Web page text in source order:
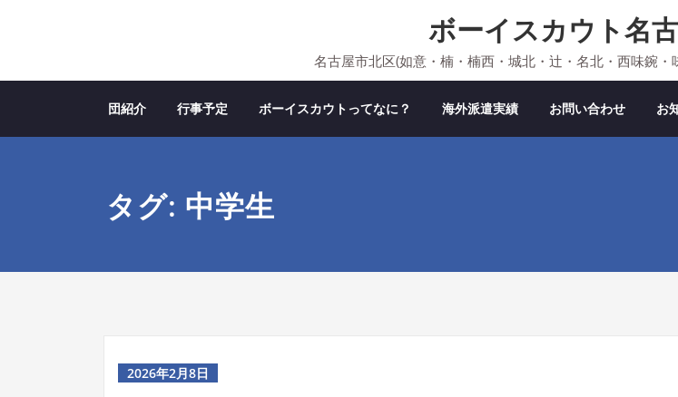
ボーイスカウト名
名古屋市北区(如意・楠・楠西・城北・辻・名北・西味鋺・
団紹介 行事予定 ボーイスカウトってなに？ 海外派遣実績 お問い合わせ お
タグ: 中学生
2026年2月8日